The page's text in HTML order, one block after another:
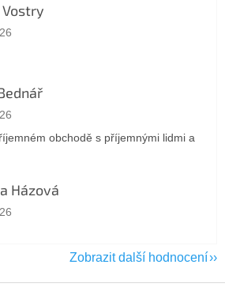
Vostry
obchodu je 5 z 5 hvězdiček.
obchodu je 5 z 5 hvězdiček.
obchodě s příjemnými lidmi a
Házová
obchodu je 5 z 5 hvězdiček.
Zobrazit další hodnocení